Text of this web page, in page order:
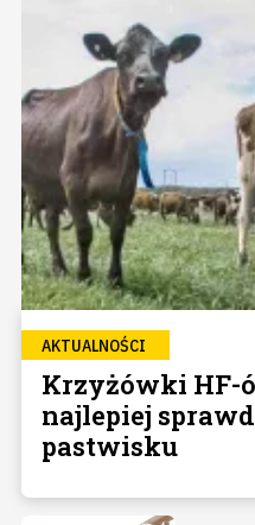
AKTUALNOŚCI
Krzyżówki HF-
najlepiej
pastwisku